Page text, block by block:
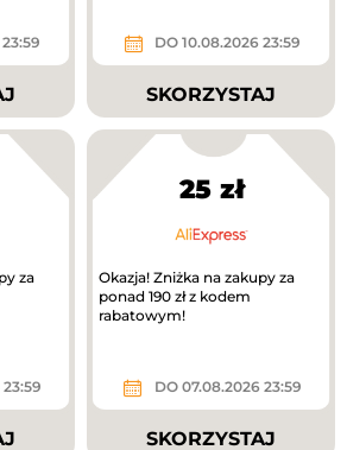
DO 10.08.2026 23:59
SKORZYSTAJ
za
25 zł
Okazja! Zniżka na zakupy za
ponad 190 zł z kodem
rabatowym!
DO 07.08.2026 23:59
SKORZYSTAJ